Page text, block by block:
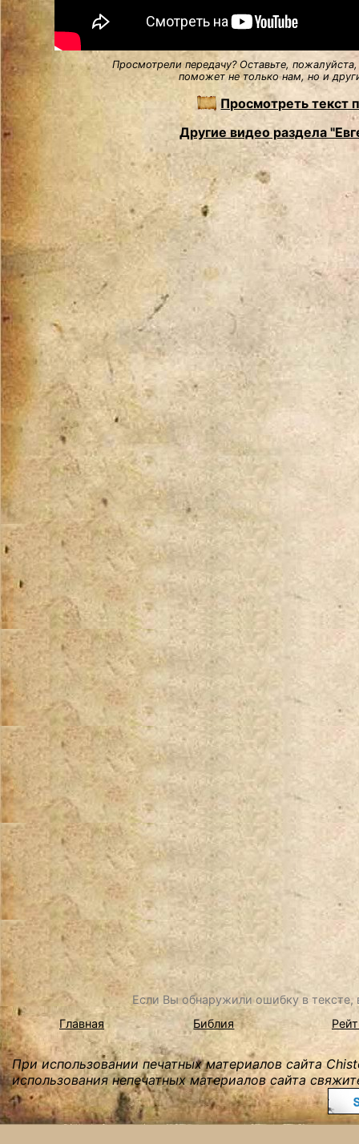
Просмотрели передачу? Оставьте,
поможет не только нам, но и
Просмотреть текст
Другие видео раздела
Если Вы обнаружили ошибку в
Главная
Библия
При использовании печатных материалов сайта
использования непечатных материалов сайта